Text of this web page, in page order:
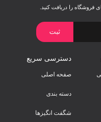
با تولید
فروشگاه را دریافت کنید.
دسترسی سریع
صفحه اصلی
دسته بندی
شگفت انگیزها